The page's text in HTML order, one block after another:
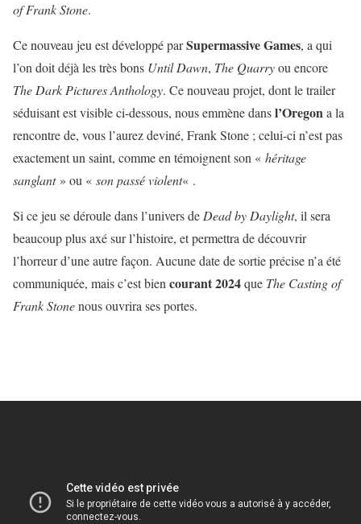
of Frank Stone.
Ce nouveau jeu est développé parSupermassive Games, a qui
l’on doit déjà les très bons Until Dawn, The Quarryou encore
The Dark Pictures Anthology. Ce nouveau projet, dont le trailer
séduisant est visible ci-dessous, nous emmène dansl’Oregona la
rencontre de, vous l’aurez deviné, Frank Stone ; celui-ci n’est pas
exactement un saint, comme en témoignent son « héritage
sanglant» ou « son passé violent« .
Si ce jeu se déroule dans l’univers de Dead by Daylight, il sera
beaucoup plus axé sur l’histoire, et permettra de découvrir
l’horreur d’une autre façon. Aucune date de sortie précise n’a été
communiquée, mais c’est bien courant 2024que The Casting of
Frank Stonenous ouvrira ses portes.